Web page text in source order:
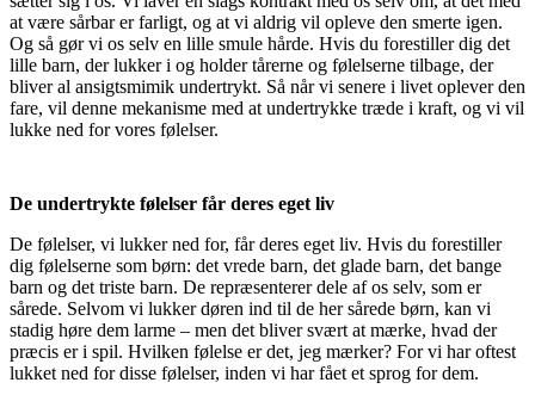
at være sårbar er farligt, og at vi aldrig vil opleve den smerte igen.
Og så gør vi os selv en lille smule hårde. Hvis du forestiller dig det
lille barn, der lukker i og holder tårerne og følelserne tilbage, der
bliver al ansigtsmimik undertrykt. Så når vi senere i livet oplever den
fare, vil denne mekanisme med at undertrykke træde i kraft, og vi vil
lukke ned for vores følelser.
De undertrykte følelser får deres eget liv
De følelser, vi lukker ned for, får deres eget liv. Hvis du forestiller
dig følelserne som børn: det vrede barn, det glade barn, det bange
barn og det triste barn. De repræsenterer dele af os selv, som er
sårede. Selvom vi lukker døren ind til de her sårede børn, kan vi
stadig høre dem larme – men det bliver svært at mærke, hvad der
præcis er i spil. Hvilken følelse er det, jeg mærker? For vi har oftest
lukket ned for disse følelser, inden vi har fået et sprog for dem.